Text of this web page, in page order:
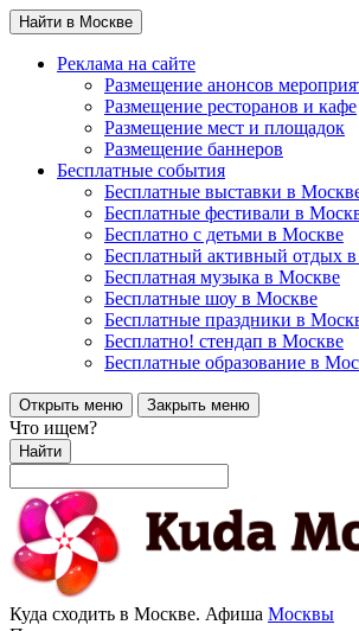
Найти в Москве
Реклама на сайте
Размещение анонсов
Размещение ресторанов и кафе
Размещение мест и площадок
Размещение баннеров
Бесплатные события
Бесплатные выставки в
Бесплатные фестивали в
Бесплатно с детьми в Москве
Бесплатный активный отдых
Бесплатная музыка в Москве
Бесплатные шоу в Москве
Бесплатные праздники в
Бесплатно! стендап в Москве
Бесплатные образование в
Открыть меню Закрыть меню
Что ищем?
Найти
Куда сходить в Москве. Афиша Москвы